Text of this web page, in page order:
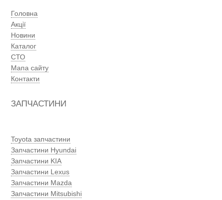
Головна
Акції
Новини
Каталог
СТО
Мапа сайту
Контакти
ЗАПЧАСТИНИ
Toyota запчастини
Запчастини Hyundai
Запчастини KIA
Запчастини Lexus
Запчастини Mazda
Запчастини Mitsubishi